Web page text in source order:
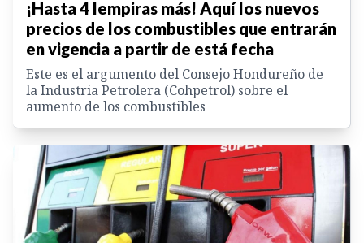
¡Hasta 4 lempiras más! Aquí los nuevos
precios de los combustibles que entrarán
en vigencia a partir de está fecha
Este es el argumento del Consejo Hondureño de
la Industria Petrolera (Cohpetrol) sobre el
aumento de los combustibles